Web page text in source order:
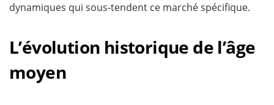
dynamiques qui sous-tendent ce marché spécifique.
L’évolution historique de l’âge
moyen